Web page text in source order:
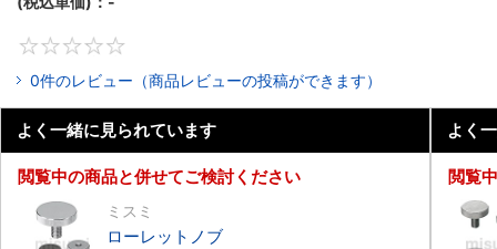
0件のレビュー（商品レビューの投稿ができます）
よく一緒に見られています
閲覧中の商品と併せてご検討ください
ミスミ
ローレットノブ
よく
閲覧